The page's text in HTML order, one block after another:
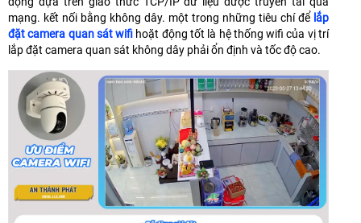
mạng. kết nối bằng không dây. một trong những tiêu chí để lắp
đặt camera quan sát wifi hoặt động tốt là hệ thống wifi của vị trí
lắp đặt camera quan sát không dây phải ổn định và tốc độ cao.